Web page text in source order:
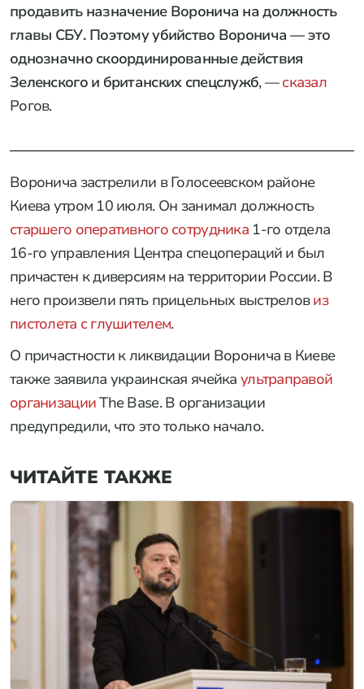
продавить назначение Воронича на должность
главы СБУ. Поэтому убийство Воронича — это
однозначно скоординированные действия
Зеленского и британских спецслужб, —сказал
Рогов.
Воронича застрелили в Голосеевском районе
Киева утром 10 июля. Он занимал должность
старшего оперативного сотрудника1-го отдела
16-го управления Центра спецопераций и был
причастен к диверсиям на территории России. В
него произвели пять прицельных выстреловиз
пистолета с глушителем.
О причастности к ликвидации Воронича в Киеве
также заявила украинская ячейка ультраправой
организацииThe Base. В организации
предупредили, что это только начало.
ЧИТАЙТЕ ТАКЖЕ